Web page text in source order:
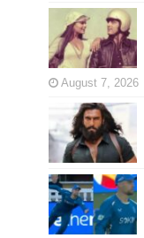
August 7, 2026